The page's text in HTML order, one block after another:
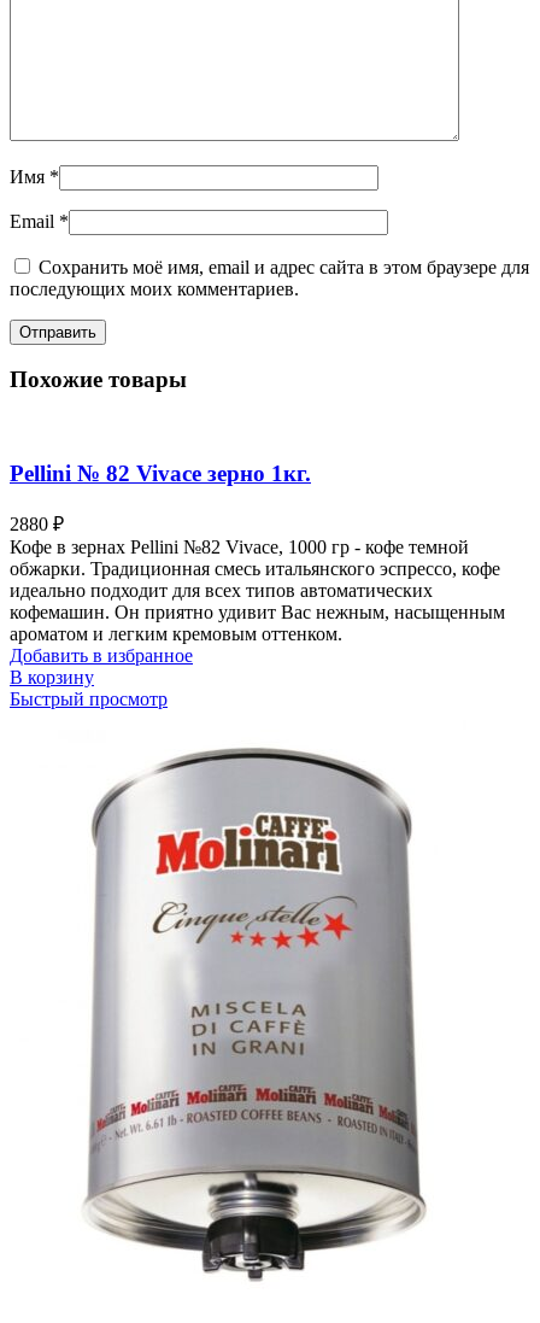
Имя *
Email *
Сохранить моё имя, email и адрес сайта в этом браузере для
последующих моих комментариев.
Похожие товары
Pellini № 82 Vivace зерно 1кг.
2880 ₽
Кофе в зернах Pellini №82 Vivace, 1000 гр - кофе темной
обжарки. Традиционная смесь итальянского эспрессо, кофе
идеально подходит для всех типов автоматических
кофемашин. Он приятно удивит Вас нежным, насыщенным
ароматом и легким кремовым оттенком.
Добавить в избранное
В корзину
Быстрый просмотр